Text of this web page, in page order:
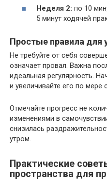
Неделя 2: по 10
5 минут ходячей
Простые правила для
Не требуйте от себя
означает провал. Важна
идеальная регулярность.
и увеличивайте его по мере
Отмечайте прогресс не
изменениями в
снизилась
утром.
Практические
пространства для